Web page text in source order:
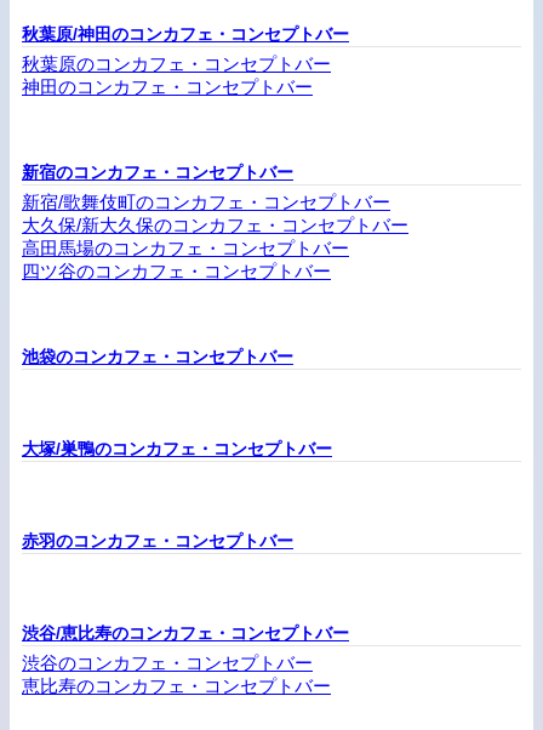
秋葉原/神田のコンカフェ・コンセプトバー
秋葉原のコンカフェ・コンセプトバー
神田のコンカフェ・コンセプトバー
新宿のコンカフェ・コンセプトバー
新宿/歌舞伎町のコンカフェ・コンセプトバー
大久保/新大久保のコンカフェ・コンセプトバー
高田馬場のコンカフェ・コンセプトバー
四ツ谷のコンカフェ・コンセプトバー
池袋のコンカフェ・コンセプトバー
大塚/巣鴨のコンカフェ・コンセプトバー
赤羽のコンカフェ・コンセプトバー
渋谷/恵比寿のコンカフェ・コンセプトバー
渋谷のコンカフェ・コンセプトバー
恵比寿のコンカフェ・コンセプトバー